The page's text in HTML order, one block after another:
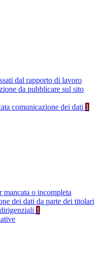
dal rapporto di lavoro
da pubblicare sul sito
comunicazione dei dati 1
mancata o incompleta
dei dati da parte dei titolari
1